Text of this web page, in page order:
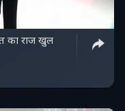
का राज खुल